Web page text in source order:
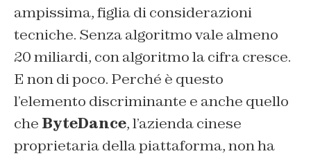
ampissima, figlia di considerazioni
tecniche. Senza algoritmo vale almeno
20 miliardi, con algoritmo la cifra cresce.
E non di poco. Perché è questo
l’elemento discriminante e anche quello
che ByteDance, l’azienda cinese
proprietaria della piattaforma, non ha